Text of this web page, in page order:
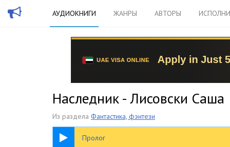
АУДИОКНИГИ ЖАНРЫ АВТОРЫ
Наследник - Лисовски Саша
Из раздела Фантастика, фэнтези
Пролог
09:46